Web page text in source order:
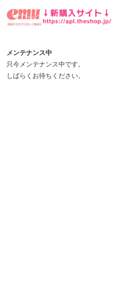
メンテナンス中
只今メンテナンス中です。
しばらくお待ちください。